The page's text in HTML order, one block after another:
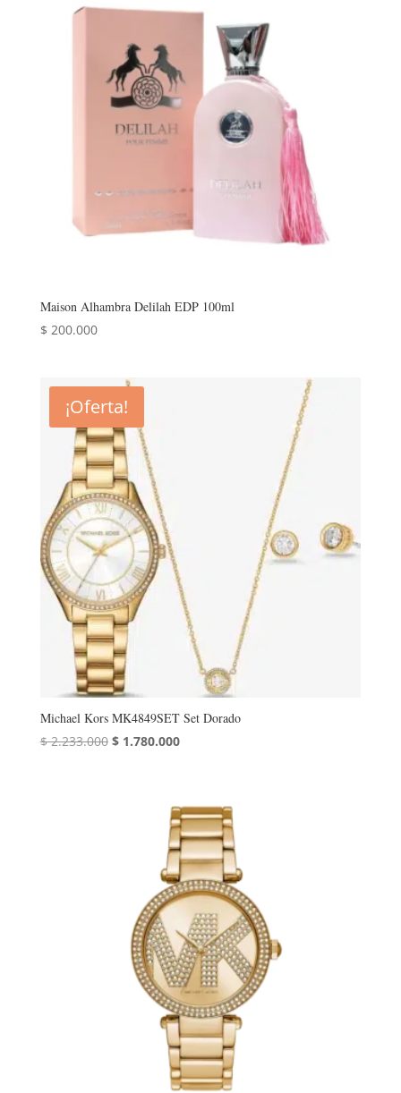
Maison Alhambra Delilah EDP 100ml
$ 200.000
¡Oferta!
Michael Kors MK4849SET Set Dorado
$2.233.000 El
$ 2.233.000.
$1.780.000El
es:
$ 1.780.000.